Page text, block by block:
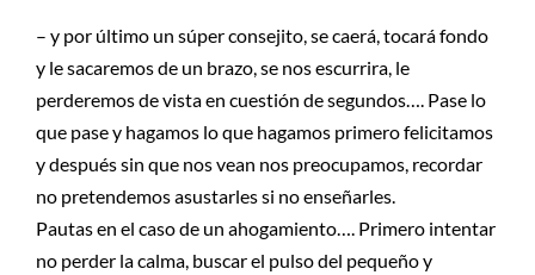
– y por último un súper consejito, se caerá, tocará fondo
y le sacaremos de un brazo, se nos escurrira, le
perderemos de vista en cuestión de segundos…. Pase lo
que pase y hagamos lo que hagamos primero felicitamos
y después sin que nos vean nos preocupamos, recordar
no pretendemos asustarles si no enseñarles.
Pautas en el caso de un ahogamiento…. Primero intentar
no perder la calma, buscar el pulso del pequeño y